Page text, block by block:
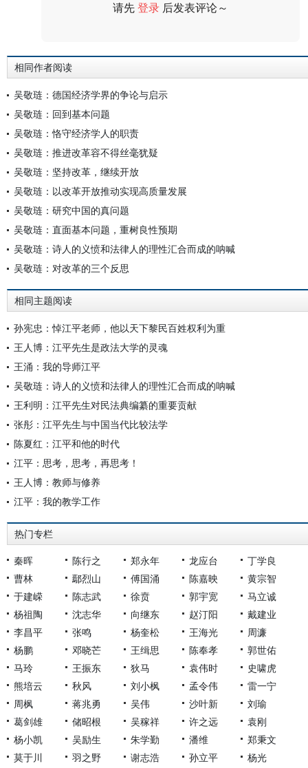
请先登录 后发表评论～
相同作者阅读
吴敬琏：德国经济学界的争论与启示
吴敬琏：回到基本问题
吴敬琏：恪守经济学人的职责
吴敬琏：推进改革容不得丝毫犹疑
吴敬琏：坚持改革，继续开放
吴敬琏：以改革开放推动实现高质量发展
吴敬琏：研究中国的真问题
吴敬琏：直面基本问题，重树良性预期
吴敬琏：诗人的义愤和法律人的理性汇合而成的呐喊
吴敬琏：对改革的三个反思
相同主题阅读
孙宪忠：悼江平老师，他以天下黎民百姓权利为重
王人博：江平先生是政法大学的灵魂
王涌：我的导师江平
吴敬琏：诗人的义愤和法律人的理性汇合而成的呐喊
王利明：江平先生对民法典编纂的重要贡献
张彤：江平先生与中国当代比较法学
陈夏红：江平和他的时代
江平：思考，思考，再思考！
王人博：教师与修养
江平：我的教学工作
热门专栏
秦晖 陈行之 郑永年 龙应台
丁学良
曹林
鄢烈山 傅国涌 陈嘉映
黄宗智
于建嵘
陈志武 徐贲 郭宇宽
马立诚
杨祖陶
沈志华 向继东 赵汀阳
戴建业
李昌平
张鸣 杨奎松 王海光
周濂
杨鹏
邓晓芒 王缉思 陈奉孝
郭世佑
马玲
王振东 狄马 袁伟时
史啸虎
熊培云
秋风 刘小枫 孟令伟
雷一宁
周枫
蒋兆勇 吴伟 沙叶新
刘瑜
葛剑雄
储昭根 吴稼祥 许之远
袁刚
杨小凯
吴励生 朱学勤 潘维
郑秉文
莫于川
羽之野 谢志浩 孙立平 杨光